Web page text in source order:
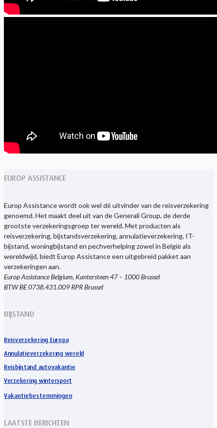
EUROP ASSISTANCE
Europ Assistance wordt ook wel dé uitvinder van de reisverzekering
genoemd. Het maakt deel uit van de Generali Group, de derde
grootste verzekeringsgroep ter wereld. Met producten als
reisverzekering, bijstandsverzekering, annulatieverzekering, IT-
bijstand, woningbijstand en pechverhelping zowel in België als
wereldwijd, biedt Europ Assistance een uitgebreid pakket aan
verzekeringen aan.
Europ Assistance Belgium, Kantersteen 47 – 1000 Brussel
BTW BE 0738.431.009 RPR Brussel
BIJSTAND
Reisverzekering Europa
Annulatieverzekering wereld
Reisbijstand autovakantie
Verzekering wintersport
Vakantiebestemmingen
LAATSTE BERICHTEN